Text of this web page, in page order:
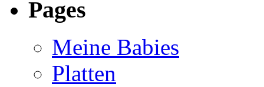
Pages
Meine Babies
Platten